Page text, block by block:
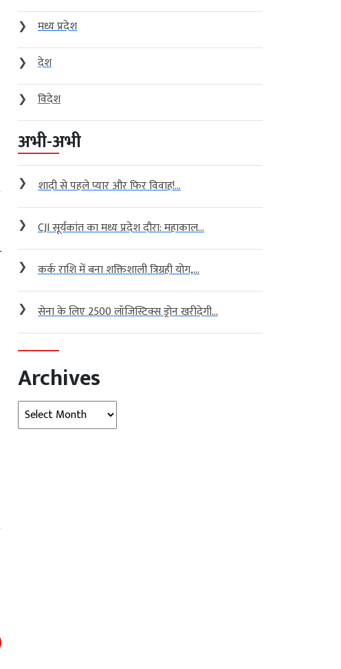
❯
मध्य प्रदेश
❯
देश
❯
विदेश
अभी-अभी
❯ शादी से पहले प्यार और फिर विवाह!...
❯ CJI सूर्यकांत का मध्य प्रदेश दौरा: महाकाल...
❯ कर्क राशि में बना शक्तिशाली त्रिग्रही योग,...
❯ सेना के लिए 2500 लॉजिस्टिक्स ड्रोन खरीदेगी...
Archives
Archives